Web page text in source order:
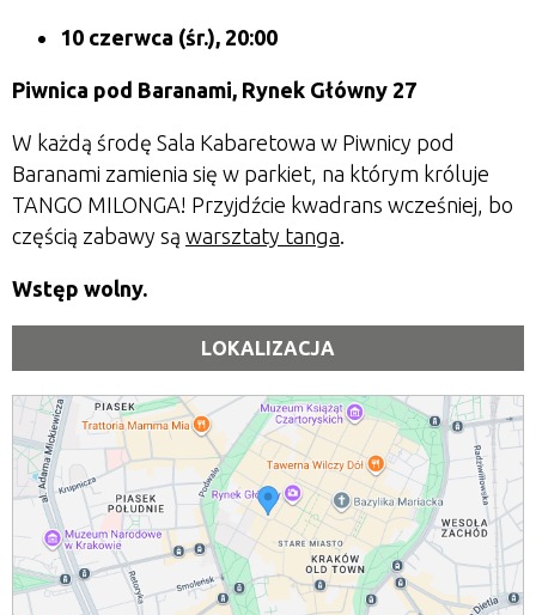
10 czerwca (śr.), 20:00
Piwnica pod Baranami, Rynek Główny 27
W każdą środę Sala Kabaretowa w Piwnicy pod
Baranami zamienia się w parkiet, na którym króluje
TANGO MILONGA! Przyjdźcie kwadrans wcześniej, bo
częścią zabawy są warsztaty tanga.
Wstęp wolny.
LOKALIZACJA